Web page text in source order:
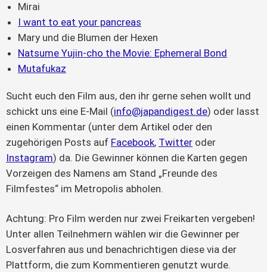
Mirai
I want to eat your pancreas
Mary und die Blumen der Hexen
Natsume Yujin-cho the Movie: Ephemeral Bond
Mutafukaz
Sucht euch den Film aus, den ihr gerne sehen wollt und
schickt uns eine E-Mail (info@japandigest.de) oder lasst
einen Kommentar (unter dem Artikel oder den
zugehörigen Posts auf Facebook, Twitter oder
Instagram) da. Die Gewinner können die Karten gegen
Vorzeigen des Namens am Stand „Freunde des
Filmfestes“ im Metropolis abholen.
Achtung: Pro Film werden nur zwei Freikarten vergeben!
Unter allen Teilnehmern wählen wir die Gewinner per
Losverfahren aus und benachrichtigen diese via der
Plattform, die zum Kommentieren genutzt wurde.